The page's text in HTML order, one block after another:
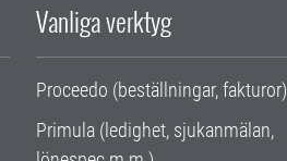
Vanliga verktyg
Proceedo (beställningar, fakturor)
Primula (ledighet, sjukanmälan,